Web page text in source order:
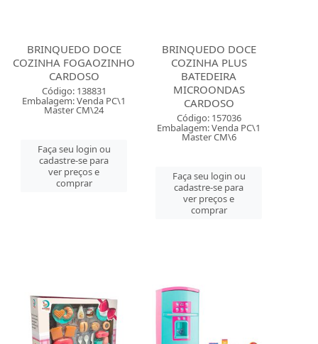
BRINQUEDO DOCE
COZINHA FOGAOZINHO
CARDOSO
Código: 138831
Embalagem: Venda PC\1
Master CM\24
Faça seu login ou
cadastre-se para
ver preços e
comprar
BRINQUEDO DOCE
COZINHA PLUS
BATEDEIRA
MICROONDAS
CARDOSO
Código: 157036
Embalagem: Venda PC\1
Master CM\6
Faça seu login ou
cadastre-se para
ver preços e
comprar